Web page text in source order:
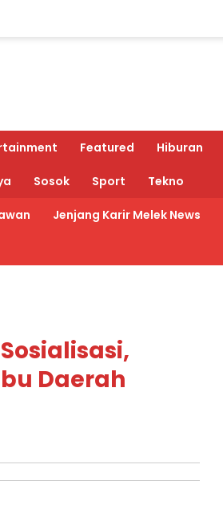
Featured Hiburan
Sosok Sport Tekno
Jenjang Karir Melek News
Sosialisasi,
Daerah